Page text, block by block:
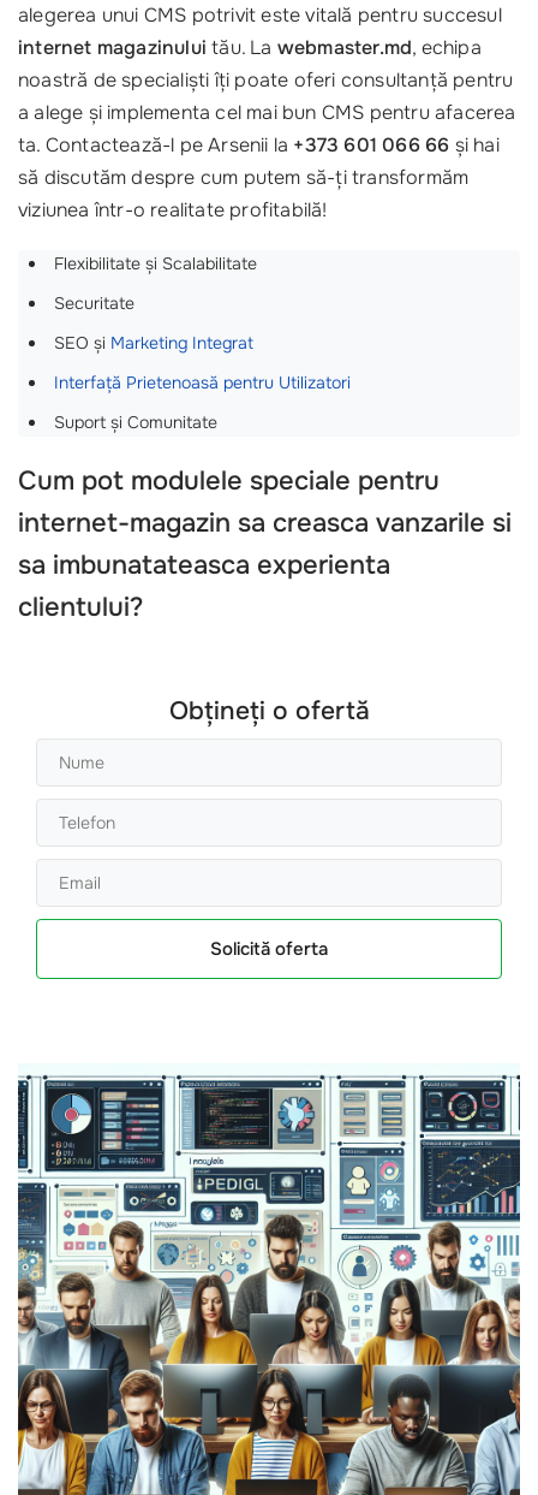
alegerea unui CMS potrivit este vitală pentru succesul
internet magazinului tău. La webmaster.md, echipa
noastră de specialiști îți poate oferi consultanță pentru
a alege și implementa cel mai bun CMS pentru afacerea
ta. Contactează-l pe Arsenii la +373 601 066 66 și hai
să discutăm despre cum putem să-ți transformăm
viziunea într-o realitate profitabilă!
Flexibilitate și Scalabilitate
Securitate
SEO și Marketing Integrat
Interfață Prietenoasă pentru Utilizatori
Suport și Comunitate
Cum pot modulele speciale pentru
internet-magazin sa creasca vanzarile si
sa imbunatateasca experienta
clientului?
Obțineți o ofertă
Solicită oferta